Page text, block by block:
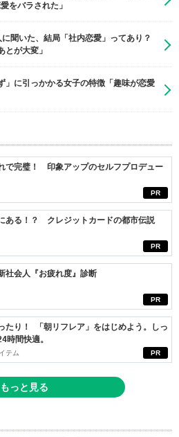
をバラされた」
聞いた、結局「社内恋愛」ってあり？
が大変」
」に引っかかる女子の特徴「趣味が恋愛
PR
で完璧！ 印象アップのセルフプロデュー
PR
ある！？ クレジットカードの都市伝説
PR
社会人『お疲れ度』診断
PR
たり！ 「朝リフレア」をはじめよう。しっ
時間快適。
テム
もっと見る